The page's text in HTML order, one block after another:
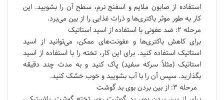
استفاده از صابون ملایم و اسفنج نرم، سطح آن را بشویید. این
کار به طور موثر باکتری‌ها و ذرات غذایی را از بین می‌برد.
مرحله ۲: ضد عفونی با استفاده از اسید استاتیک
برای کاهش باکتری‌ها و عفونت‌های ممکن، می‌توانید از اسید
استاتیک استفاده کنید. برای این کار، تخته را با استفاده از اسید
استاتیک (مثلاً سرکه سفید) پاک کنید و به مدت چند دقیقه
بگذارید. سپس آن را با آب بشویید و خوب خشک کنید.
مرحله ۳: از بین بردن بوی بد گوشت